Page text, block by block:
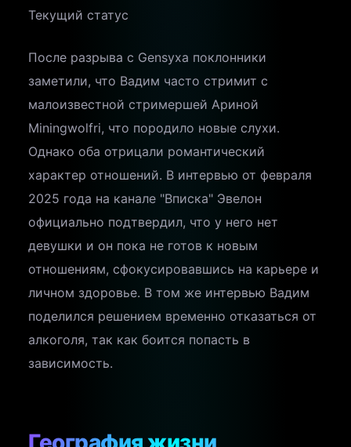
Текущий статус
После разрыва с Gensyxa поклонники
заметили, что Вадим часто стримит с
малоизвестной стримершей Ариной
Miningwolfri, что породило новые слухи.
Однако оба отрицали романтический
характер отношений. В интервью от февраля
2025 года на канале "Вписка" Эвелон
официально подтвердил, что у него нет
девушки и он пока не готов к новым
отношениям, сфокусировавшись на карьере и
личном здоровье. В том же интервью Вадим
поделился решением временно отказаться от
алкоголя, так как боится попасть в
зависимость.